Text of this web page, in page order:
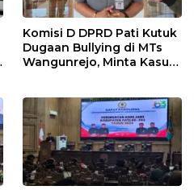
Komisi D DPRD Pati Kutuk
Dugaan Bullying di MTs
Wangunrejo, Minta Kasus